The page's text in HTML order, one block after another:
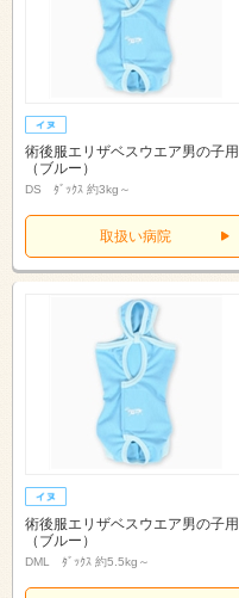
術後服エリザベスウエア男の子用
（ブルー）
DS ﾀﾞｯｸｽ 約3kg～
取扱い病院
術後服エリザベスウエア男の子用
（ブルー）
DML ﾀﾞｯｸｽ 約5.5kg～